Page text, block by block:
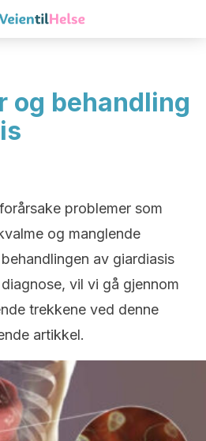
og behandling
problemer som
og manglende
av giardiasis
vil vi gå gjennom
trekkene ved denne
artikkel.